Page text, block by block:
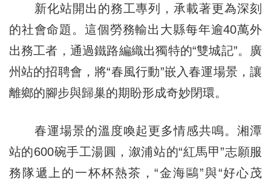
新化站開出的務工專列，承載著更為深刻
的社會命題。這個勞務輸出大縣每年逾40萬外
出務工者，通過鐵路編織出獨特的“雙城記”。廣
州站的招聘會，將“春風行動”嵌入春運場景，讓
離鄉的腳步與歸巢的期盼形成奇妙閉環。
春運場景的溫度喚起更多情感共鳴。湘潭
站的600碗手工湯圓，溆浦站的“紅馬甲”志願服
務隊遞上的一杯杯熱茶，“金海鷗”與“好心茂